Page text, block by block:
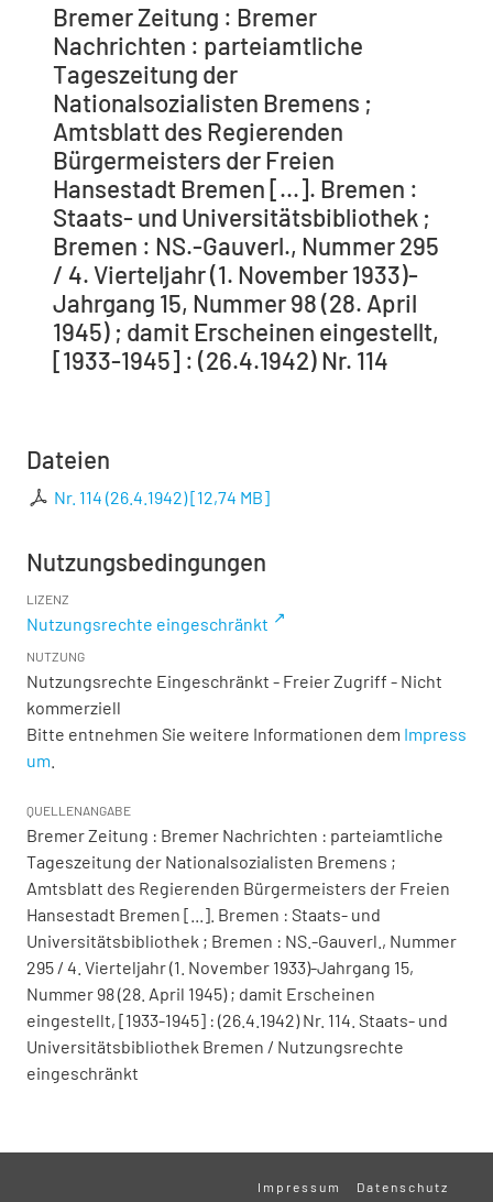
Bremer Zeitung : Bremer
Nachrichten : parteiamtliche
Tageszeitung der
Nationalsozialisten Bremens ;
Amtsblatt des Regierenden
Bürgermeisters der Freien
Hansestadt Bremen [...]. Bremen :
Staats- und Universitätsbibliothek ;
Bremen : NS.-Gauverl., Nummer 295
/ 4. Vierteljahr (1. November 1933)-
Jahrgang 15, Nummer 98 (28. April
1945) ; damit Erscheinen eingestellt,
[1933-1945] : (26.4.1942) Nr. 114
Dateien
Nr. 114 (26.4.1942)[12,74 MB]
Nutzungsbedingungen
LIZENZ
Nutzungsrechte eingeschränkt
NUTZUNG
Nutzungsrechte Eingeschränkt - Freier Zugriff - Nicht
kommerziell
Bitte entnehmen Sie weitere Informationen dem Impress
um
QUELLENANGABE
Bremer Zeitung : Bremer Nachrichten : parteiamtliche
Tageszeitung der Nationalsozialisten Bremens ;
Amtsblatt des Regierenden Bürgermeisters der Freien
Hansestadt Bremen [...]. Bremen : Staats- und
Universitätsbibliothek ; Bremen : NS.-Gauverl., Nummer
295 / 4. Vierteljahr (1. November 1933)-Jahrgang 15,
Nummer 98 (28. April 1945) ; damit Erscheinen
eingestellt, [1933-1945] : (26.4.1942) Nr. 114. Staats- und
Universitätsbibliothek Bremen / Nutzungsrechte
eingeschränkt
Impressum Datenschutz